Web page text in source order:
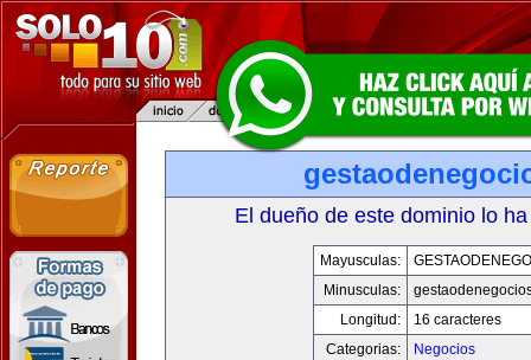
El dueño de este dominio lo
Mayusculas:
Minusculas:
Longitud:
16 caracteres
Categorias:
Negocios